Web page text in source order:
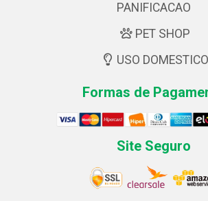
PANIFICACAO
PET SHOP
USO DOMESTICO
Formas de
Site Seguro